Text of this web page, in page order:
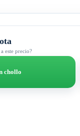
este precio?
chollo